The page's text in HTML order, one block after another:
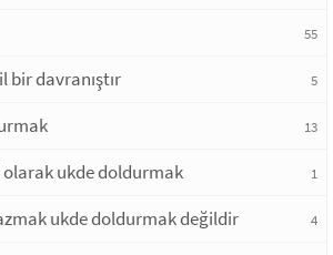
55
bir davranıştır 5
13
ukde doldurmak 1
ukde doldurmak değildir 4